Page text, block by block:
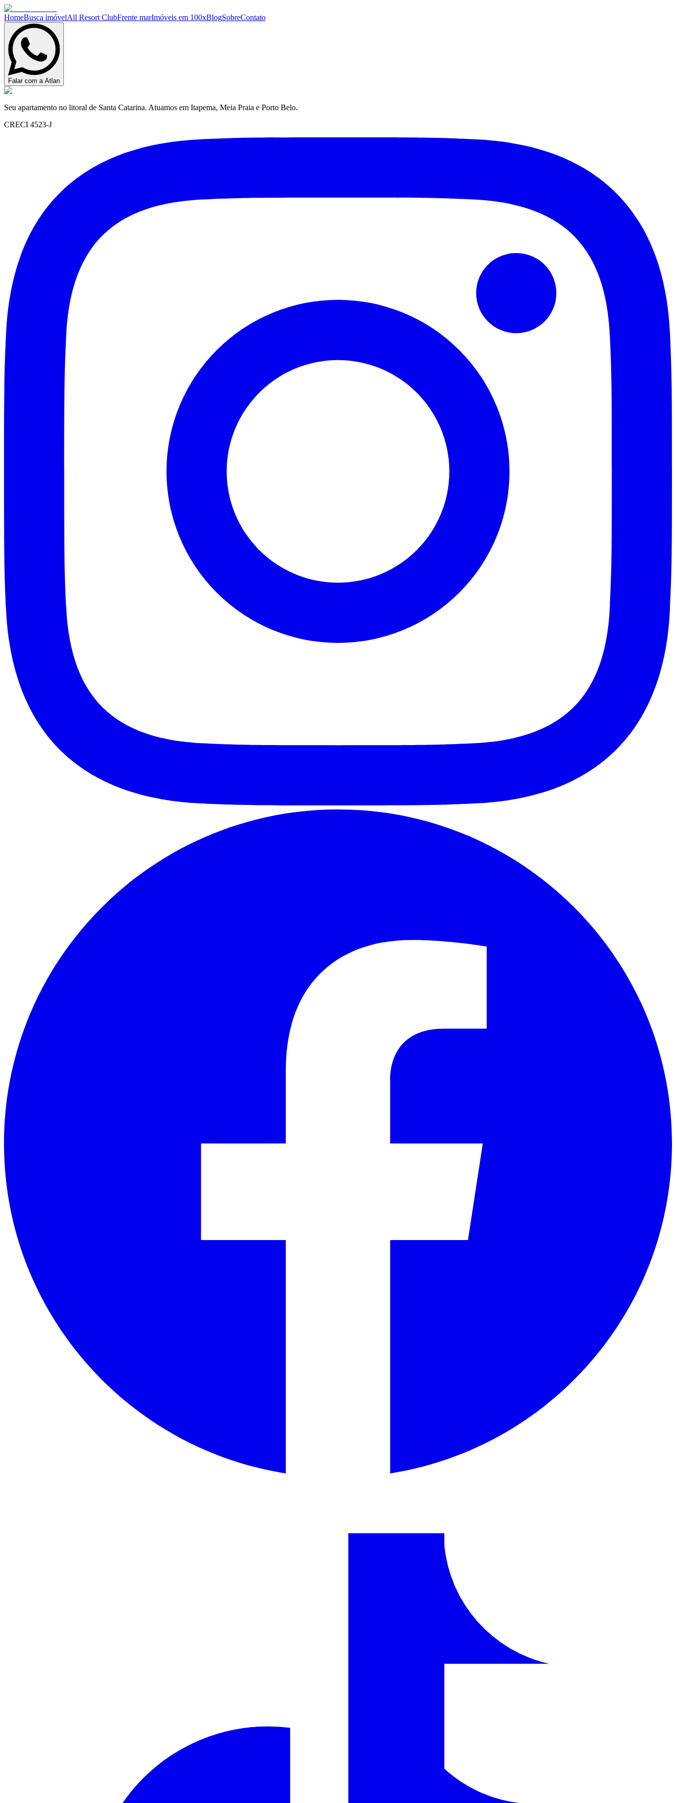
HomeBusca imóvelAll Resort ClubFrente marImóveis em 100xBlogSobreContato
Falar com a Atlan
Seu apartamento no litoral de Santa Catarina. Atuamos em Itapema, Meia Praia e Porto Belo.
CRECI 4523-J